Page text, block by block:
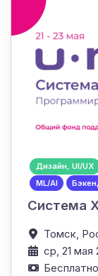
Дизайн, UI/UX
ML/AI
Система
Томск,
ср, 21 мая
Бесплатно